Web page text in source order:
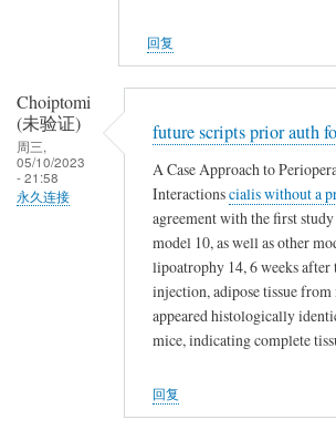
r
n
a
t
i
回复
Choiptomi
(未验证)
周三,
05/10/2023
- 21:58
永久连接
future scripts prior auth
A Case Approach to
Interactionscialis without a
agreement with the first
model 10, as well as other
lipoatrophy 14, 6 weeks after
injection, adipose tissue
appeared histologically
mice, indicating complete
回复